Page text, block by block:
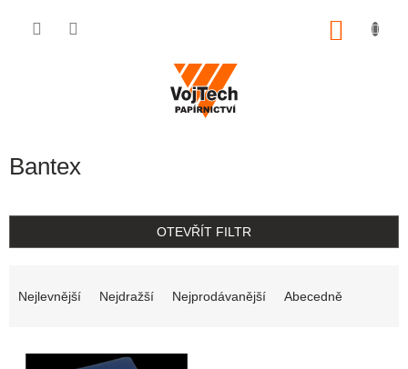
Bantex
OTEVŘÍT FILTR
Nejlevnější Nejdražší Nejprodávanější Abecedně
Výpis produktů